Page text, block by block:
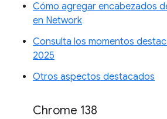
Cómo agregar encabezados
en Network
Consulta los momentos
2025
Otros aspectos destacados
Chrome 138